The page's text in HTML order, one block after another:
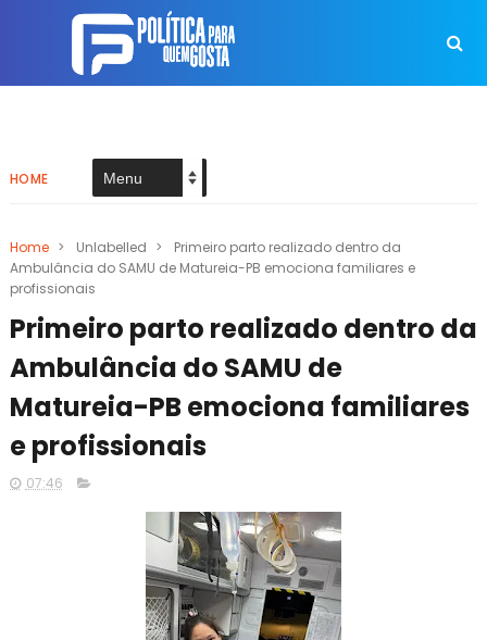
HOME
Home > Unlabelled >
Primeiro parto realizado dentro da
Ambulância do SAMU de Matureia-PB emociona familiares e
profissionais
Primeiro parto realizado dentro da
Ambulância do SAMU de
Matureia-PB emociona familiares
e profissionais
07:46